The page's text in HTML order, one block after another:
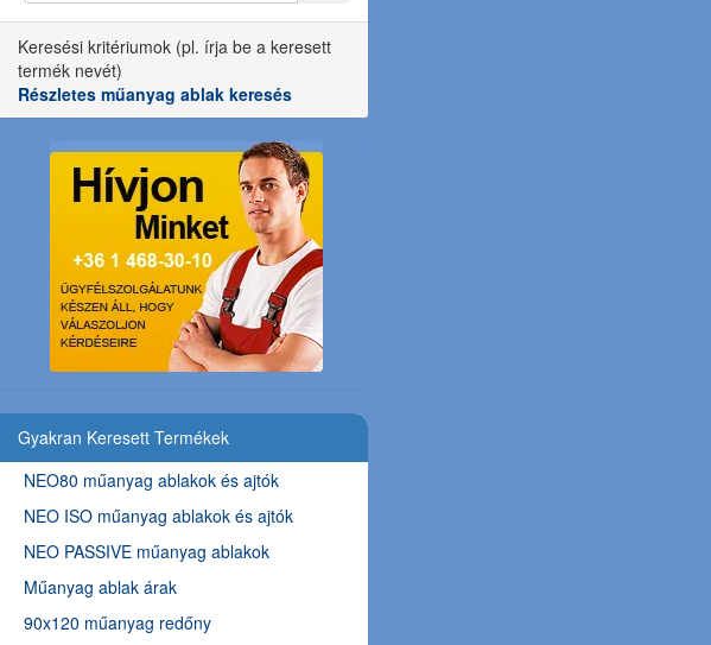
Keresési kritériumok (pl. írja be a keresett
termék nevét)
Részletes műanyag ablak keresés
Gyakran Keresett Termékek
NEO80 műanyag ablakok és ajtók
NEO ISO műanyag ablakok és ajtók
NEO PASSIVE műanyag ablakok
Műanyag ablak árak
90x120 műanyag redőny